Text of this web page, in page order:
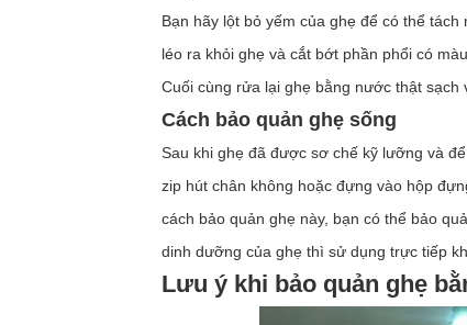
Bạn hãy lột bỏ yếm của ghẹ để có thể
léo ra khỏi ghẹ và cắt bớt phần phổi có
Cuối cùng rửa lại ghẹ bằng nước thật sạch
Cách bảo quản ghẹ sống
Sau khi ghẹ đã được sơ chế kỹ lưỡng và
zip hút chân không hoặc đựng vào hộp
cách bảo quản ghẹ này, bạn có thể bảo
dinh dưỡng của ghẹ thì sử dụng trực tiếp
Lưu ý khi bảo quản ghẹ